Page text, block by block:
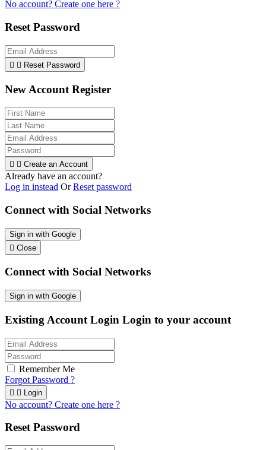
No account? Create one here ?
Reset Password
  Reset Password
New Account Register
  Create an Account
Already have an account?
Log in instead OrReset password
Connect with Social Networks
Sign in with Google
 Close
Connect with Social Networks
Sign in with Google
Existing Account Login Login to your account
Remember Me
Forgot Password ?
  Login
No account? Create one here ?
Reset Password